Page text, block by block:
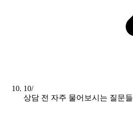
10/
상담 전 자주 물어보시는 질문들